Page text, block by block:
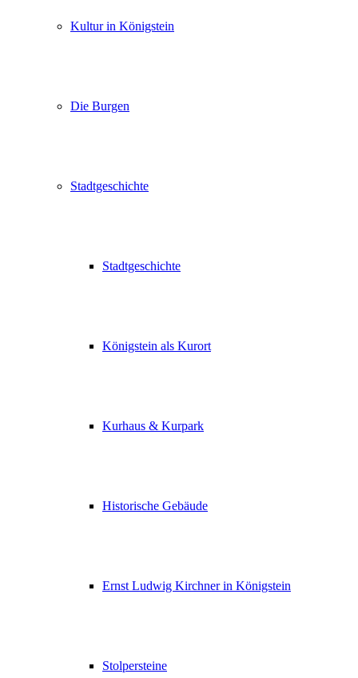
Kultur in Königstein
Die Burgen
Stadtgeschichte
Stadtgeschichte
Königstein als Kurort
Kurhaus & Kurpark
Historische Gebäude
Ernst Ludwig Kirchner in Königstein
Stolpersteine